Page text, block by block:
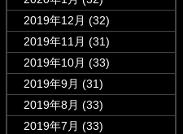
2019年12月 (32)
2019年11月 (31)
2019年10月 (33)
2019年9月 (31)
2019年8月 (33)
2019年7月 (33)